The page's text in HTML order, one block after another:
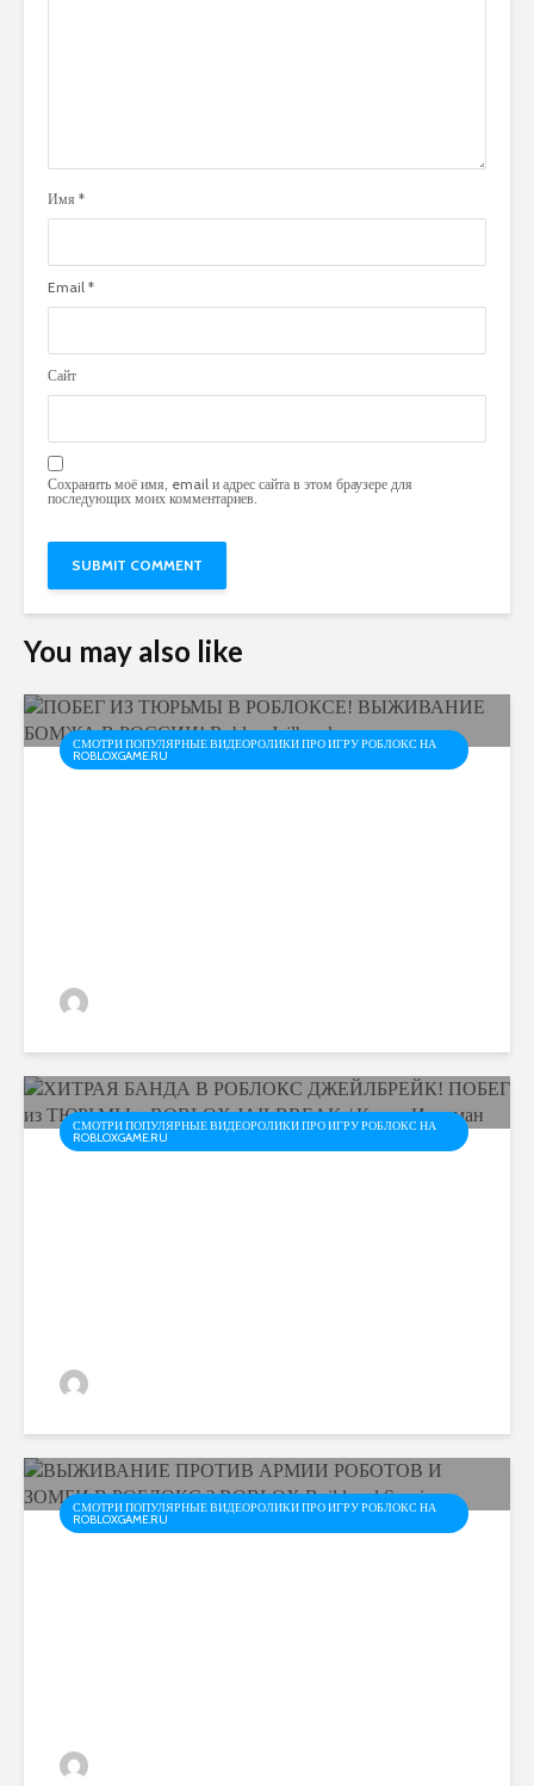
Имя *
Email *
Сайт
Сохранить моё имя, email и адрес сайта в этом браузере для
последующих моих комментариев.
You may also like
СМОТРИ ПОПУЛЯРНЫЕ ВИДЕОРОЛИКИ ПРО ИГРУ РОБЛОКС НА
ROBLOXGAME.RU
СМОТРИ ПОПУЛЯРНЫЕ ВИДЕОРОЛИКИ ПРО ИГРУ РОБЛОКС НА
ROBLOXGAME.RU
СМОТРИ ПОПУЛЯРНЫЕ ВИДЕОРОЛИКИ ПРО ИГРУ РОБЛОКС НА
ROBLOXGAME.RU